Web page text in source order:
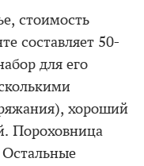
стоимость
составляет 50-
для его
хороший
Пороховница